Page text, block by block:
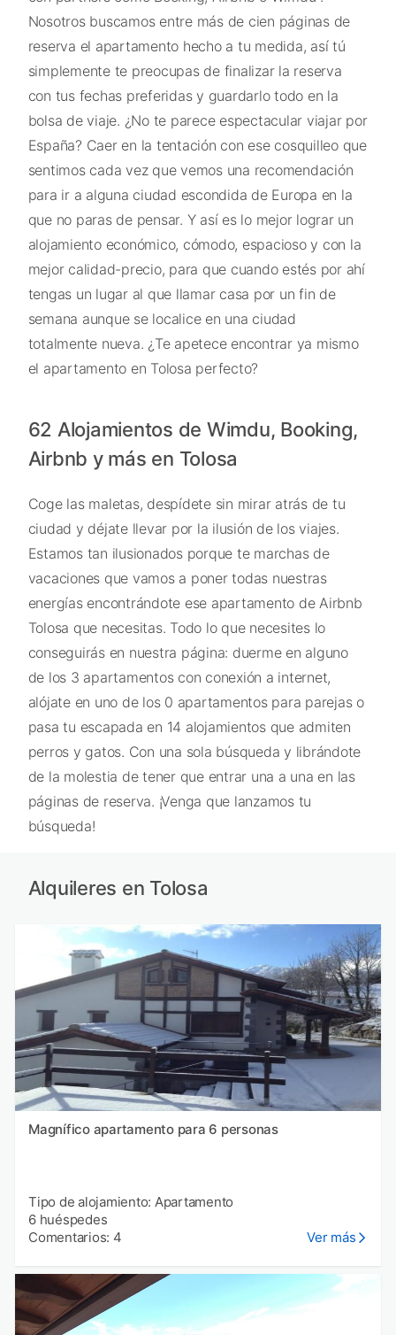
Nosotros buscamos entre más de cien páginas de
reserva el apartamento hecho a tu medida, así tú
simplemente te preocupas de finalizar la reserva
con tus fechas preferidas y guardarlo todo en la
bolsa de viaje. ¿No te parece espectacular viajar por
España? Caer en la tentación con ese cosquilleo que
sentimos cada vez que vemos una recomendación
para ir a alguna ciudad escondida de Europa en la
que no paras de pensar. Y así es lo mejor lograr un
alojamiento económico, cómodo, espacioso y con la
mejor calidad-precio, para que cuando estés por ahí
tengas un lugar al que llamar casa por un fin de
semana aunque se localice en una ciudad
totalmente nueva. ¿Te apetece encontrar ya mismo
el apartamento en Tolosa perfecto?
62 Alojamientos de Wimdu, Booking,
Airbnb y más en Tolosa
Coge las maletas, despídete sin mirar atrás de tu
ciudad y déjate llevar por la ilusión de los viajes.
Estamos tan ilusionados porque te marchas de
vacaciones que vamos a poner todas nuestras
energías encontrándote ese apartamento de Airbnb
Tolosa que necesitas. Todo lo que necesites lo
conseguirás en nuestra página: duerme en alguno
de los 3 apartamentos con conexión a internet,
alójate en uno de los 0 apartamentos para parejas o
pasa tu escapada en 14 alojamientos que admiten
perros y gatos. Con una sola búsqueda y librándote
de la molestia de tener que entrar una a una en las
páginas de reserva. ¡Venga que lanzamos tu
búsqueda!
Alquileres en Tolosa
Magnífico apartamento para 6 personas
Tipo de alojamiento: Apartamento
6 huéspedes
Comentarios: 4
Ver más